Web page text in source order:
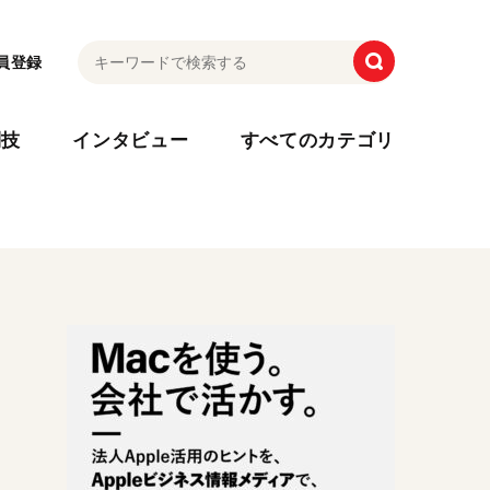
登録
インタビュー すべてのカテゴリ